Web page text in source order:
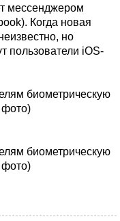
мессенджером
Когда новая
но
пользователи iOS-